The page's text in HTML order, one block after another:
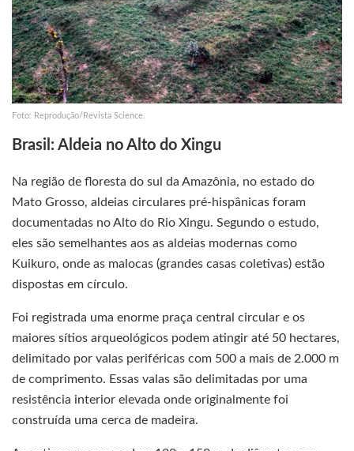
Foto: Reprodução/Revista Science.
Brasil: Aldeia no Alto do Xingu
Na região de floresta do sul da Amazônia, no estado do
Mato Grosso, aldeias circulares pré-hispânicas foram
documentadas no Alto do Rio Xingu. Segundo o estudo,
eles são semelhantes aos as aldeias modernas como
Kuikuro, onde as malocas (grandes casas coletivas) estão
dispostas em círculo.
Foi registrada uma enorme praça central circular e os
maiores sítios arqueológicos podem atingir até 50 hectares,
delimitado por valas periféricas com 500 a mais de 2.000 m
de comprimento. Essas valas são delimitadas por uma
resistência interior elevada onde originalmente foi
construída uma cerca de madeira.